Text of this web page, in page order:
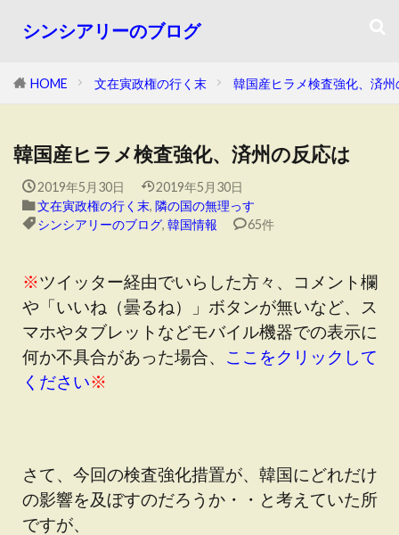
シンシアリーのブログ
HOME 文在寅政権の行く末 韓国産ヒラメ検査強化、済州
韓国産ヒラメ検査強化、済州の反応は
2019年5月30日
2019年5月30日
文在寅政権の行く末, 隣の国の無理っす
シンシアリーのブログ, 韓国情報 65件
※ツイッター経由でいらした方々、コメント欄
や「いいね（曇るね）」ボタンが無いなど、ス
マホやタブレットなどモバイル機器での表示に
何か不具合があった場合、 ここをクリックして
ください※
さて、今回の検査強化措置が、韓国にどれだけ
の影響を及ぼすのだろうか・・と考えていた所
ですが、